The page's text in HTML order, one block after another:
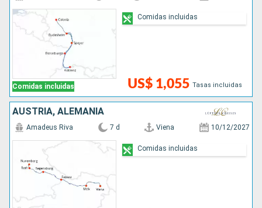
Comidas incluidas US$ 1,055 Tasas incluidas
Comidas incluidas
AUSTRIA, ALEMANIA
Amadeus Riva 7 d Viena 10/12/2027
Comidas incluidas